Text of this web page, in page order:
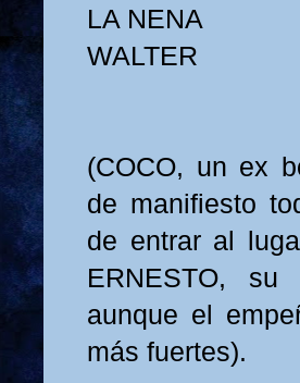
LA NENA
WALTER
(COCO, un ex
de manifiesto
de entrar al
ERNESTO, su
aunque el
más fuertes).